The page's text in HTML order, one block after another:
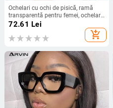
Ochelari cu ochi de pisică, ramă
transparentă pentru femei, ochelari
optici pentru miopie, ochelari
transparente, rame pentru ochelari
de pisică, ochelari pentru femei
72.61 Lei
add_shopping_cart